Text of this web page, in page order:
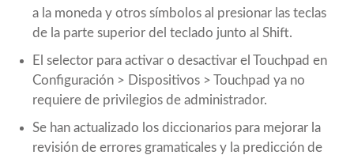
a la moneda y otros símbolos al presionar las teclas
de la parte superior del teclado junto al Shift.
El selector para activar o desactivar el Touchpad en
Configuración > Dispositivos > Touchpad ya no
requiere de privilegios de administrador.
Se han actualizado los diccionarios para mejorar la
revisión de errores gramaticales y la predicción de